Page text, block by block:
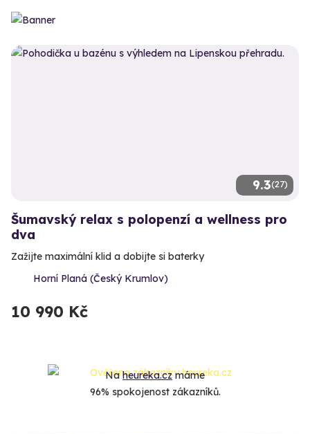
9.3(27)
Šumavský relax s polopenzí a wellness pro
dva
Zažijte maximální klid a dobijte si baterky
Horní Planá (Český Krumlov)
10 990 Kč
Naheureka.czmáme
96% spokojenost zákazníků.